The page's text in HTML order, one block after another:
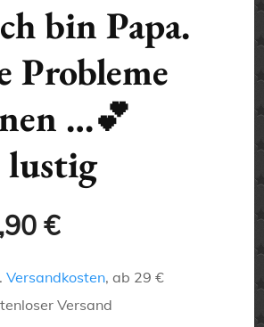
bin Papa.
Probleme
…💕
lustig
€Aktueller
Preis
ist:
Versandkosten, ab 29 €
Versand